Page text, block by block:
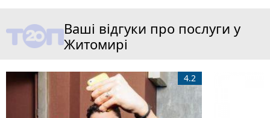
Ваші відгуки про послуги у
Житомирі
4.2